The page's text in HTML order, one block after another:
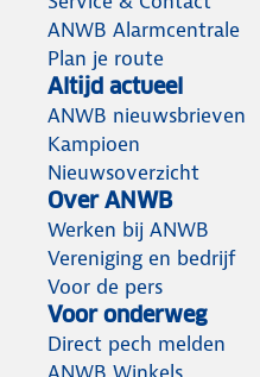
ANWB Alarmcentrale
Plan je route
Altijd actueel
ANWB nieuwsbrieven
Kampioen
Nieuwsoverzicht
Over ANWB
Werken bij ANWB
Vereniging en bedrijf
Voor de pers
Voor onderweg
Direct pech melden